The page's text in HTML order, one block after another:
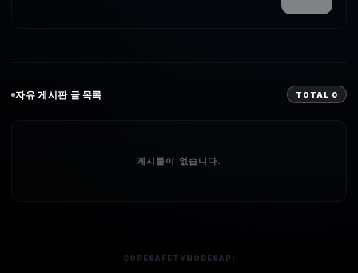
자유 게시판 글 목록 TOTAL 0
게시물이 없습니다.
CORESAFETYNODESAPI